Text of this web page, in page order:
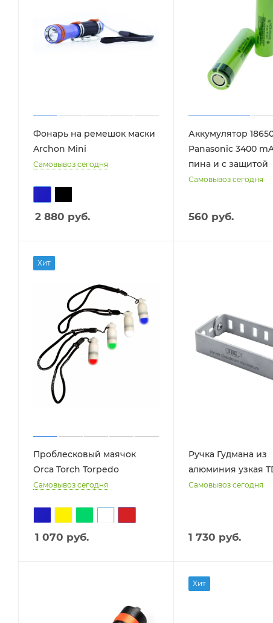
Фонарь на ремешок маски
Archon Mini
Самовывоз сегодня
2 880 руб.
Аккумулятор
Panasonic 3400
пина и с защитой
Самовывоз сегодня
560 руб.
Хит
Проблесковый маячок
Orca Torch Torpedo
Самовывоз сегодня
1 070 руб.
Ручка Гудмана из
алюминия узкая
Самовывоз сегодня
1 730 руб.
Хит